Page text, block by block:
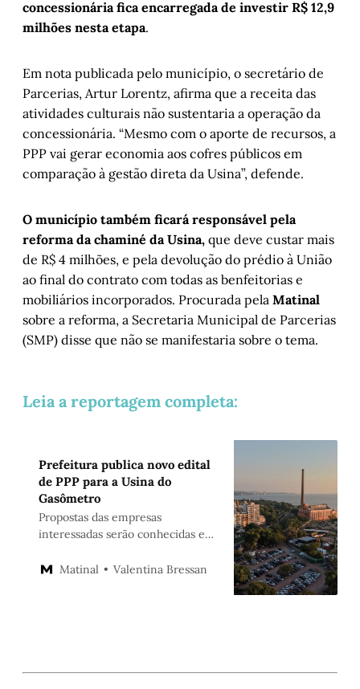
concessionária fica encarregada de investir R$ 12,9
milhões nesta etapa.
Em nota publicada pelo município, o secretário de
Parcerias, Artur Lorentz, afirma que a receita das
atividades culturais não sustentaria a operação da
concessionária. “Mesmo com o aporte de recursos, a
PPP vai gerar economia aos cofres públicos em
comparação à gestão direta da Usina”, defende.
O município também ficará responsável pela
reforma da chaminé da Usina, que deve custar mais
de R$ 4 milhões, e pela devolução do prédio à União
ao final do contrato com todas as benfeitorias e
mobiliários incorporados. Procurada pela Matinal
sobre a reforma, a Secretaria Municipal de Parcerias
(SMP) disse que não se manifestaria sobre o tema.
Leia a reportagem completa:
Prefeitura publica novo edital
de PPP para a Usina do
Gasômetro
Propostas das empresas
interessadas serão conhecidas em
Matinal
Valentina Bressan